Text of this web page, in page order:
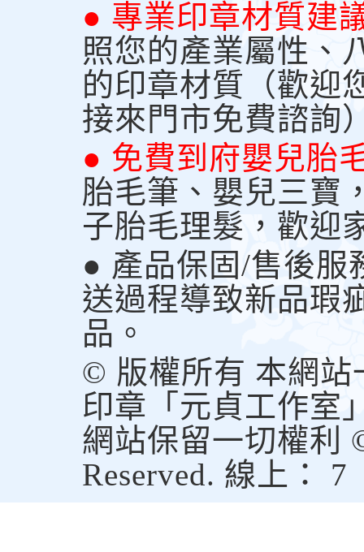
● 專業印章材質建
照您的產業屬性、
的印章材質（歡迎
接來門市免費諮詢
● 免費到府嬰兒胎
胎毛筆、嬰兒三寶
子胎毛理髮，歡迎
● 產品保固/售後服
送過程導致新品瑕
品。
© 版權所有 本網站
印章「元貞工作室
網站保留一切權利
Reserved. 線上： 7